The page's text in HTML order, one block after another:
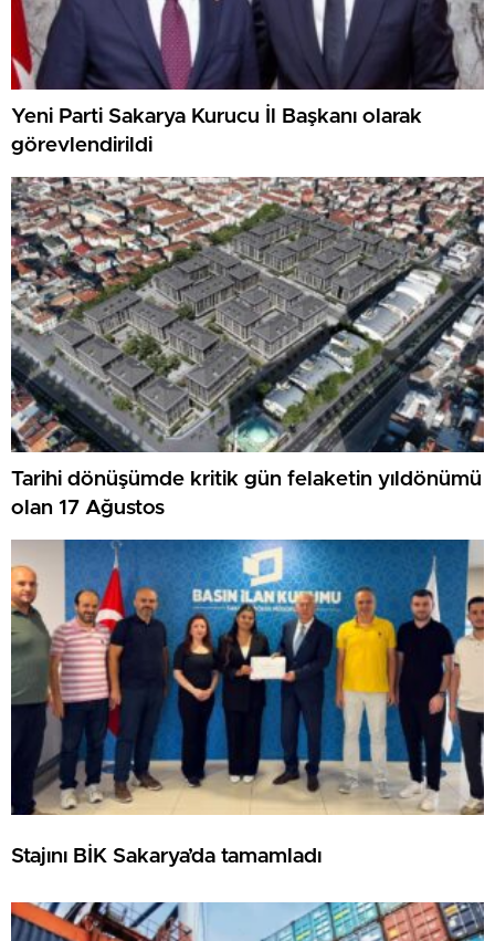
Yeni Parti Sakarya Kurucu İl Başkanı olarak
görevlendirildi
Tarihi dönüşümde kritik gün felaketin yıldönümü
olan 17 Ağustos
Stajını BİK Sakarya’da tamamladı